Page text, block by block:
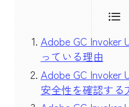
Adobe GC Invoker
っている理由
Adobe GC
安全性を確認する